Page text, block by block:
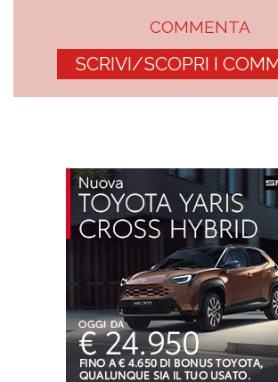
COMMENTA
SCRIVI/SCOPRI I